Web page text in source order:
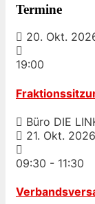
Termine
20. Okt.
19:00
Büro DIE
21. Okt. 2026
09:30 - 11:30